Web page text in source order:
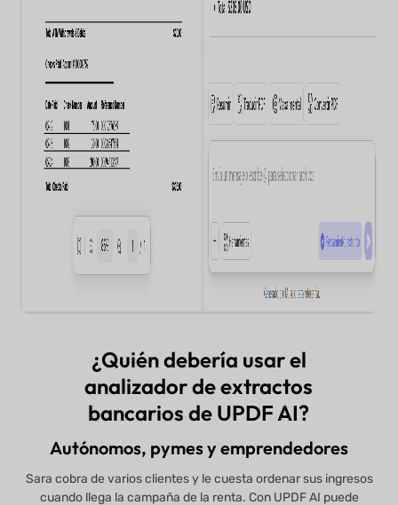
¿Quién debería usar el
analizador de extractos
bancarios de UPDF AI?
Autónomos, pymes y emprendedores
Sara cobra de varios clientes y le cuesta ordenar sus ingresos
cuando llega la campaña de la renta. Con UPDF AI puede